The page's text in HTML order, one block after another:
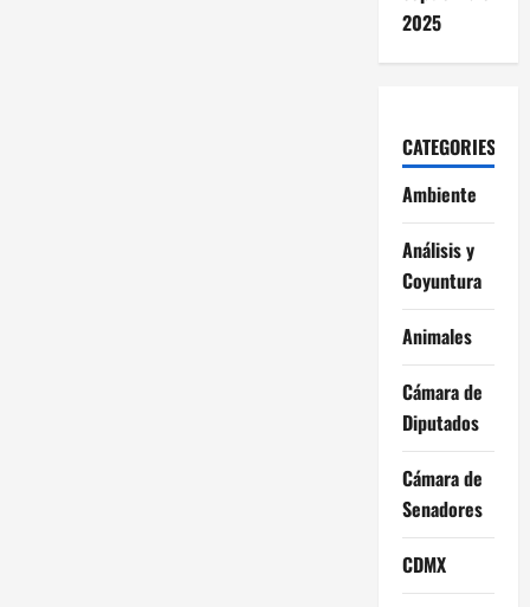
2025
CATEGORIES
Ambiente
Análisis y
Coyuntura
Animales
Cámara de
Diputados
Cámara de
Senadores
CDMX